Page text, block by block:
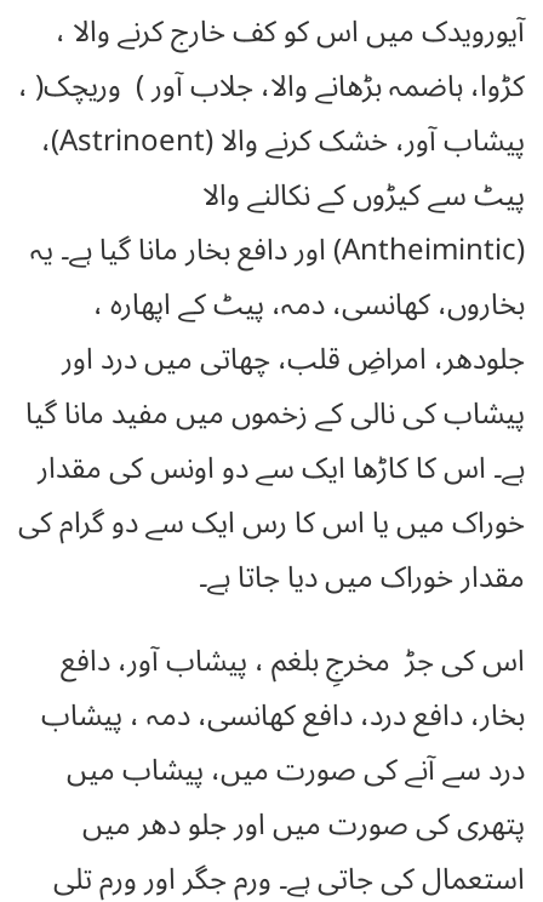
آیورویدک میں اس کو کف خارج کرنے والا ،
کڑوا، ہاضمہ بڑھانے والا، جلاب آور ) وریچک( ،
پیشاب آور، خشک کرنے والا (Astrinoent)،
پیٹ سے کیڑوں کے نکالنے والا
(Antheimintic) اور دافع بخار مانا گیا ہے۔ یہ
بخاروں، کھانسی، دمہ، پیٹ کے اپھارہ ،
جلودھر، امراضِ قلب، چھاتی میں درد اور
پیشاب کی نالی کے زخموں میں مفید مانا گیا
ہے۔ اس کا کاڑھا ایک سے دو اونس کی مقدار
خوراک میں یا اس کا رس ایک سے دو گرام کی
مقدار خوراک میں دیا جاتا ہے۔
اس کی جڑ مخرجِ بلغم ، پیشاب آور، دافع
بخار، دافع درد، دافع کھانسی، دمہ ، پیشاب
درد سے آنے کی صورت میں، پیشاب میں
پتھری کی صورت میں اور جلو دھر میں
استعمال کی جاتی ہے۔ ورم جگر اور ورم تلی